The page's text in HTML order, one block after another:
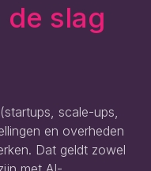
de slag
scale-ups,
en overheden
Dat geldt zowel